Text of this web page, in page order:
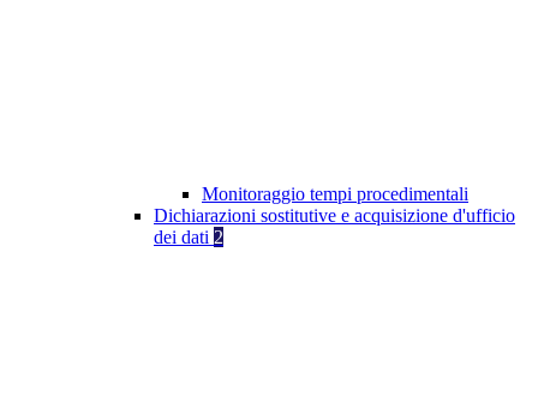
Monitoraggio tempi procedimentali
Dichiarazioni sostitutive e acquisizione d'ufficio
dei dati 2